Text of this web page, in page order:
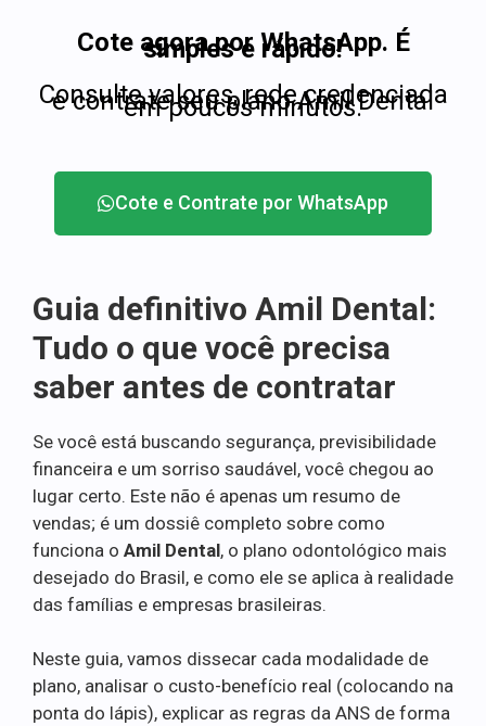
Cote agora por WhatsApp. É
simples e rápido!
Consulte valores, rede credenciada
e contrate seu plano Amil Dental
em poucos minutos.
Cote e Contrate por WhatsApp
Guia definitivo Amil Dental:
Tudo o que você precisa
saber antes de contratar
Se você está buscando segurança, previsibilidade
financeira e um sorriso saudável, você chegou ao
lugar certo. Este não é apenas um resumo de
vendas; é um dossiê completo sobre como
funciona o Amil Dental, o plano odontológico mais
desejado do Brasil, e como ele se aplica à realidade
das famílias e empresas brasileiras.
Neste guia, vamos dissecar cada modalidade de
plano, analisar o custo-benefício real (colocando na
ponta do lápis), explicar as regras da ANS de forma